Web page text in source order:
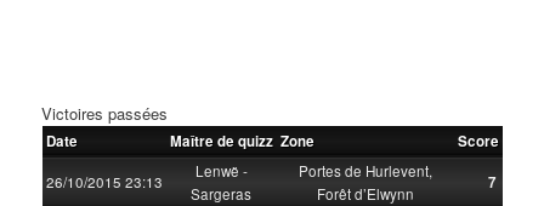
Victoires passées
Date Maître de quizz Zone Score
26/10/2015 23:13
Lenwë -
Sargeras
Portes de Hurlevent,
Forêt d’Elwynn
7